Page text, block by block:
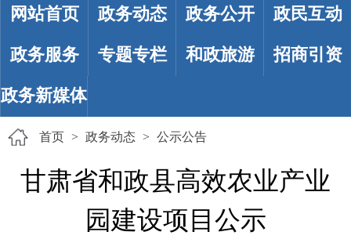
网站首页 政务动态 政务公开 政民互动
政务服务 专题专栏 和政旅游 招商引资
政务新媒体
首页 > 政务动态 > 公示公告
甘肃省和政县高效农业产业
园建设项目公示